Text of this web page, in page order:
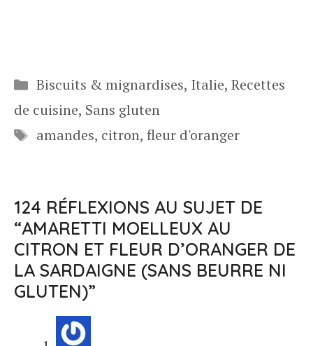
Catégories
Biscuits & mignardises, Italie, Recettes
de cuisine, Sans gluten
Étiquettes
amandes, citron, fleur d'oranger
124 RÉFLEXIONS AU SUJET DE
“AMARETTI MOELLEUX AU
CITRON ET FLEUR D’ORANGER DE
LA SARDAIGNE (SANS BEURRE NI
GLUTEN)”